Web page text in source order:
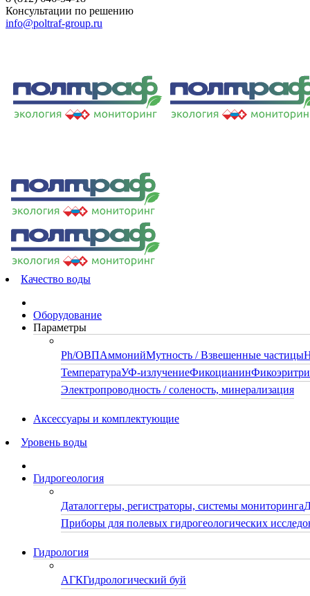
Консультации по решению
info@poltraf-group.ru
Качество воды
Оборудование
Параметры
Ph/ОВПАммонийМутность / Взвешенные частицы
ТемператураУФ-излучениеФикоцианин
Электропроводность / соленость, минерализация
Аксессуары и комплектующие
Уровень воды
Гидрогеология
Даталоггеры, регистраторы, системы мониторинга
Приборы для полевых гидрогеологических
Гидрология
АГКГидрологический буй